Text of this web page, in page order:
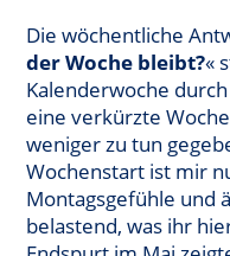
Die wöchentliche
der Woche bleibt?«
Kalenderwoche
eine verkürzte
weniger zu tun
Wochenstart ist mir
Montagsgefühle und
belastend, was ihr